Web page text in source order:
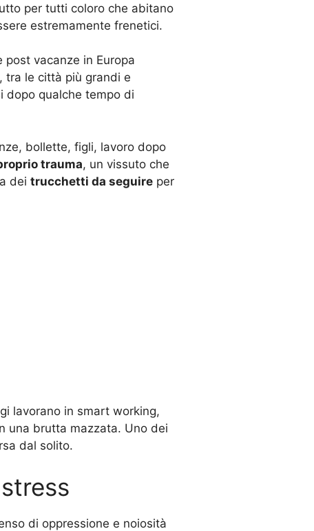
per tutti coloro che abitano
estremamente frenetici.
post vacanze in Europa
, tra le città più grandi e
dopo qualche tempo di
bollette, figli, lavoro dopo
trauma, un vissuto che
dei trucchetti da seguire per
lavorano in smart working,
una brutta mazzata. Uno dei
dal solito.
di oppressione e noiosità